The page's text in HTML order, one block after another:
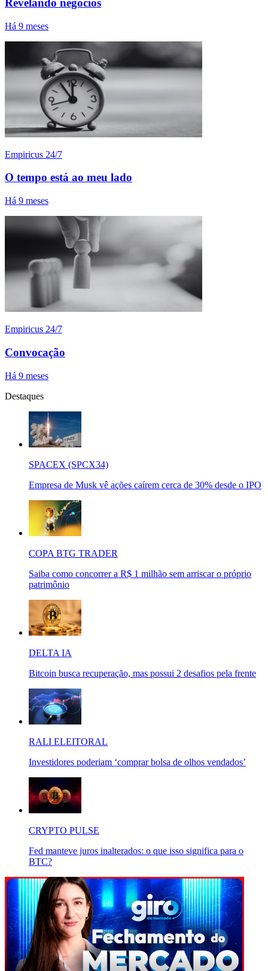
Revelando negócios
Há 9 meses
Empiricus 24/7
O tempo está ao meu lado
Há 9 meses
Empiricus 24/7
Convocação
Há 9 meses
Destaques
SPACEX (SPCX34)
Empresa de Musk vê ações caírem cerca de 30% desde o IPO
COPA BTG TRADER
Saiba como concorrer a R$ 1 milhão sem arriscar o próprio
patrimônio
DELTA IA
Bitcoin busca recuperação, mas possui 2 desafios pela frente
RALI ELEITORAL
Investidores poderiam ‘comprar bolsa de olhos vendados’
CRYPTO PULSE
Fed manteve juros inalterados: o que isso significa para o
BTC?